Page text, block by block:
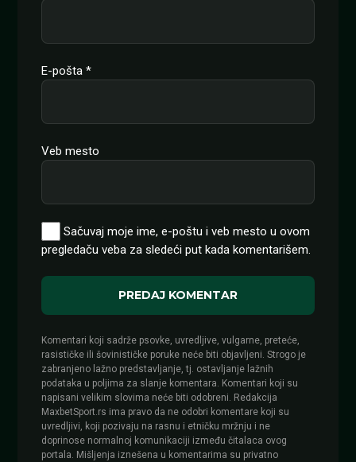
E-pošta *
Veb mesto
Sačuvaj moje ime, e-poštu i veb mesto u ovom
pregledaču veba za sledeći put kada komentarišem.
Komentari koji sadrže psovke, uvredljive, vulgarne, preteće,
rasističke ili šovinističke poruke neće biti objavljeni. Strogo je
zabranjeno lažno predstavljanje, tj. ostavljanje lažnih
podataka u poljima za slanje komentara. Komentari koji su
napisani velikim slovima neće biti odobreni. Redakcija
MaxbetSport.rs ima pravo da ne odobri komentare koji su
uvredljivi, koji pozivaju na rasnu i etničku mržnju i ne
doprinose normalnoj komunikaciji između čitalaca ovog
portala. Mišljenja iznešena u komentarima su privatno